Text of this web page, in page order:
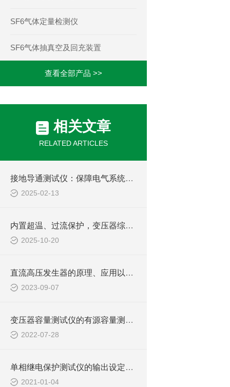
SF6气体定量检测仪
SF6气体抽真空及回充装置
查看全部产品 >>
相关文章
RELATED ARTICLES
接地导通测试仪：保障电气系统稳定运行的关键工具
2025-02-13
内置超温、过流保护，变压器综合参数测试仪兼顾安全与效率，助力电力现场作业
2025-10-20
直流高压发生器的原理、应用以及在电力工程中的重要性
2023-09-07
变压器容量测试仪的有源容量测试方式简介
2022-07-28
单相继电保护测试仪的输出设定讲解
2021-01-04